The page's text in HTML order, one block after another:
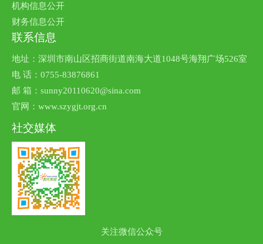
机构信息公开
财务信息公开
联系信息
地址：深圳市南山区招商街道南海大道1048号海翔广场526室
电 话：0755-83876861
邮 箱：sunny20110620@sina.com
官网：www.szygjt.org.cn
社交媒体
关注微信公众号